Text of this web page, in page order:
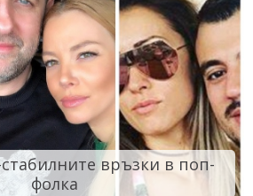
връзки в поп-
фолка